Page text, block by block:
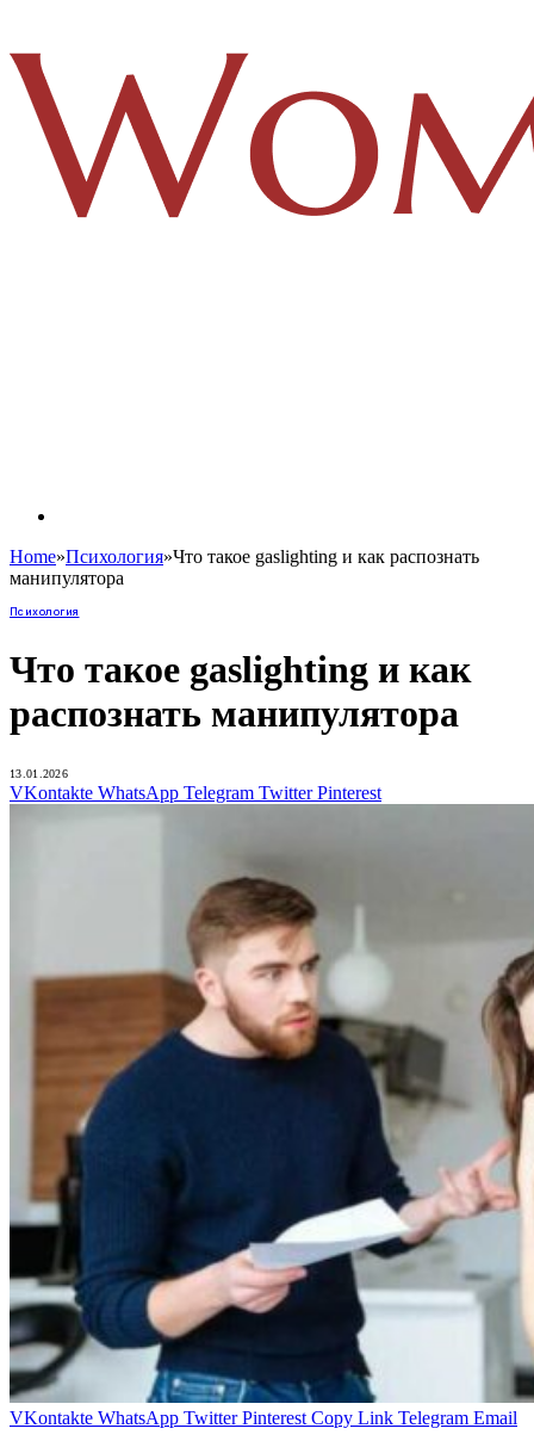
Home»Психология»Что такое gaslighting и как распознать
манипулятора
Психология
Что такое gaslighting и как
распознать манипулятора
13.01.2026
VKontakte WhatsApp Telegram Twitter Pinterest
VKontakte WhatsApp Twitter Pinterest Copy Link Telegram Email